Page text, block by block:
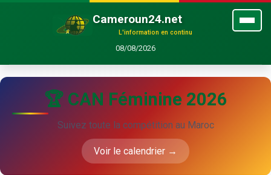
Cameroun24.net
L'information en continu
08/08/2026
🏆 CAN Féminine 2026
Suivez toute la compétition au Maroc
Voir le calendrier →